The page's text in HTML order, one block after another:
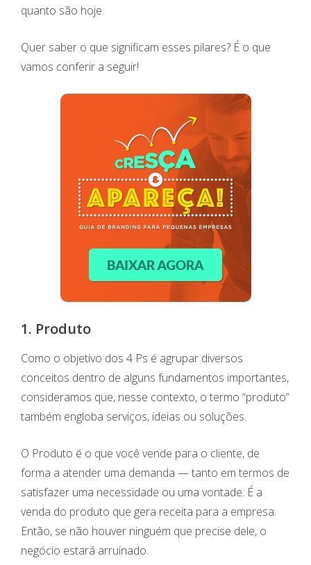
quanto são hoje.
Quer saber o que significam esses pilares? É o que
vamos conferir a seguir!
1. Produto
Como o objetivo dos 4 Ps é agrupar diversos
conceitos dentro de alguns fundamentos importantes,
consideramos que, nesse contexto, o termo “produto”
também engloba serviços, ideias ou soluções.
O Produto é o que você vende para o cliente, de
forma a atender uma demanda — tanto em termos de
satisfazer uma necessidade ou uma vontade. É a
venda do produto que gera receita para a empresa.
Então, se não houver ninguém que precise dele, o
negócio estará arruinado.